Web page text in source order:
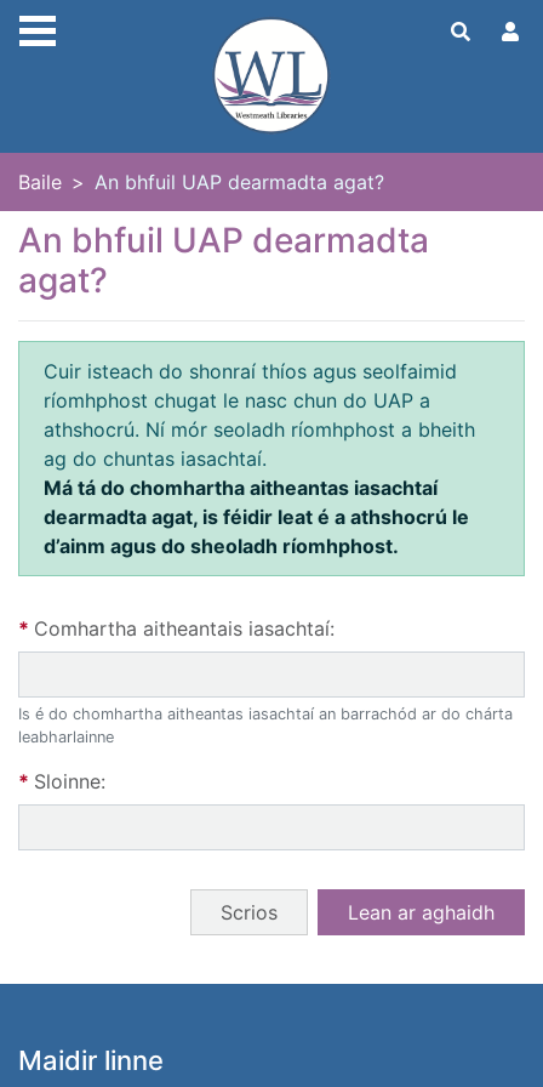
Skip to main content
Baile An bhfuil UAP dearmadta agat?
An bhfuil UAP dearmadta
agat?
Cuir isteach do shonraí thíos agus seolfaimid
ríomhphost chugat le nasc chun do UAP a
athshocrú. Ní mór seoladh ríomhphost a bheith
ag do chuntas iasachtaí.
Má tá do chomhartha aitheantas iasachtaí
dearmadta agat, is féidir leat é a athshocrú le
d’ainm agus do sheoladh ríomhphost.
Reset form using your borrower ID or
Comhartha aitheantais iasachtaí:
Is é do chomhartha aitheantas iasachtaí an barrachód ar do chárta
leabharlainne
Sloinne:
Scrios Lean ar aghaidh
BUNTÁSC
Maidir linne